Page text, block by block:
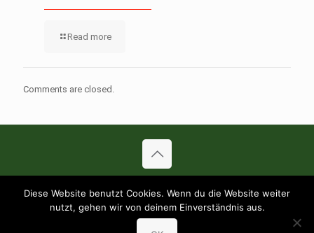
Read more
Comments are closed.
AGB’s Haftungsausschluß
Datenschutz
Inhaltsstoffe (PDF)
Allergene (PDF)
Diese Website benutzt Cookies. Wenn du die Website weiter
nutzt, gehen wir von deinem Einverständnis aus.